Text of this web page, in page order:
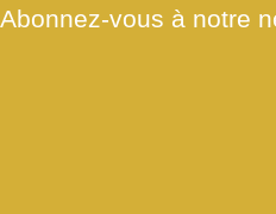
Abonnez-vous à notre